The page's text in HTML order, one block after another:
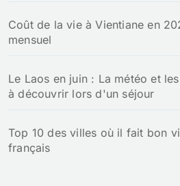
Coût de la vie à Vientiane en
mensuel
Le Laos en juin : La météo et
à découvrir lors d'un séjour
Top 10 des villes où il fait bon
français